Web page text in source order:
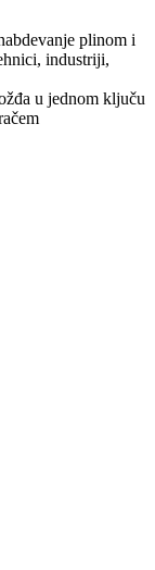
plinom i
industriji,
u jednom ključu